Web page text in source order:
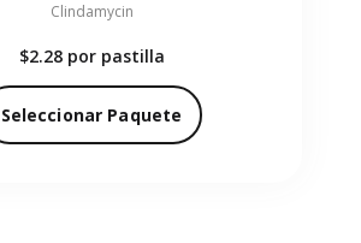
Clindamycin
$2.28 por pastilla
Seleccionar Paquete